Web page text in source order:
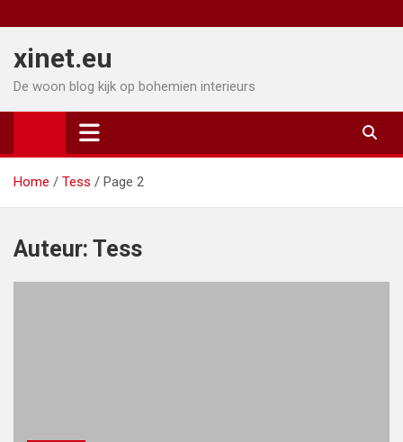
naar
inhoud
xinet.eu
De woon blog kijk op bohemien interieurs
Home Tess Page 2
Auteur: Tess